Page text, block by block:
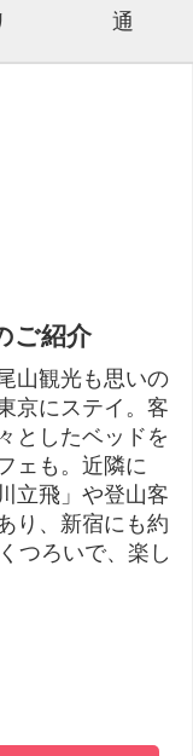
通
ご紹介
山観光も思いの
京にステイ。客
としたベッドを
ェも。近隣に
立飛」や登山客
り、新宿にも約
つろいで、楽し